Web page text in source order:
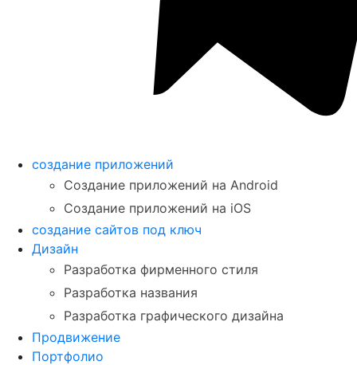
создание приложений
Создание приложений на Android
Создание приложений на iOS
создание сайтов под ключ
Дизайн
Разработка фирменного стиля
Разработка названия
Разработка графического дизайна
Продвижение
Портфолио